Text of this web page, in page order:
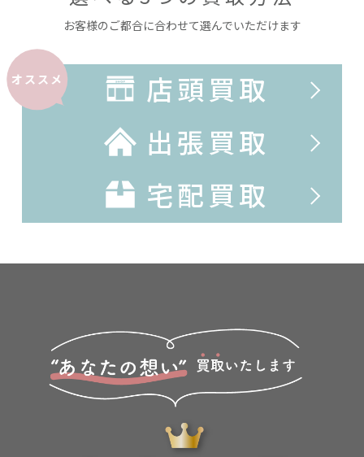
お客様のご都合に合わせて選んでいただけます
オススメ
店頭買取
出張買取
宅配買取